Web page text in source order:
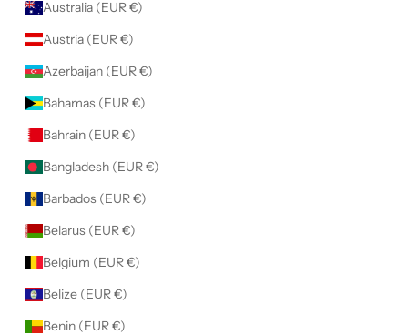
Australia (EUR €)
Austria (EUR €)
Azerbaijan (EUR €)
Bahamas (EUR €)
Bahrain (EUR €)
Bangladesh (EUR €)
Barbados (EUR €)
Belarus (EUR €)
Belgium (EUR €)
Belize (EUR €)
Benin (EUR €)